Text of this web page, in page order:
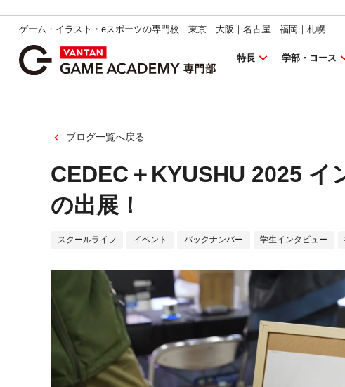
ゲーム・イラスト・eスポーツの専門校 東京｜大阪｜名古屋｜福岡｜札幌
特長 学部・コース
ブログ一覧へ戻る
CEDEC＋KYUSHU 2025
の出展！
スクールライフ イベント バックナンバー 学生インタビュー